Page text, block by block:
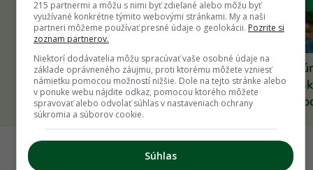
Mravce v záhrade nemusia byť
nepriateľom. Vypočujte si novú
epizódu podcastu Záhrada
Ako na bohatú
chrumkavých
Dozviete sa v
OKRASNÁ
215 partnermi a môžu s nimi byť zdieľané alebo môžu byť
využívané konkrétne týmito webovými stránkami. My a naši
partneri môžeme používať presné údaje o geolokácii. Pozrite si
zoznam partnerov.
Niektorí dodávatelia môžu spracúvať vaše osobné údaje na
základe oprávneného záujmu, proti ktorému môžete vzniesť
námietku pomocou možností nižšie. Dole na tejto stránke alebo
v ponuke webu nájdite odkaz, pomocou ktorého môžete
spravovať alebo odvolať súhlas v nastaveniach ochrany
súkromia a súborov cookie.
Súhlas